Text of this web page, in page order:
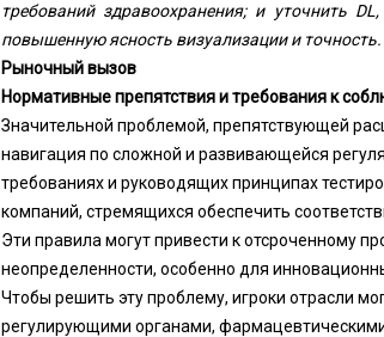
требований здравоохранения; и уточнить
повышенную ясность визуализации и точность.
Рыночный вызов
Нормативные препятствия и требования к
Значительной проблемой, препятствующей
навигация по сложной и развивающейся
требованиях и руководящих принципах
компаний, стремящихся обеспечить
Эти правила могут привести к отсроченному
неопределенности, особенно для
Чтобы решить эту проблему, игроки отрасли
регулирующими органами,